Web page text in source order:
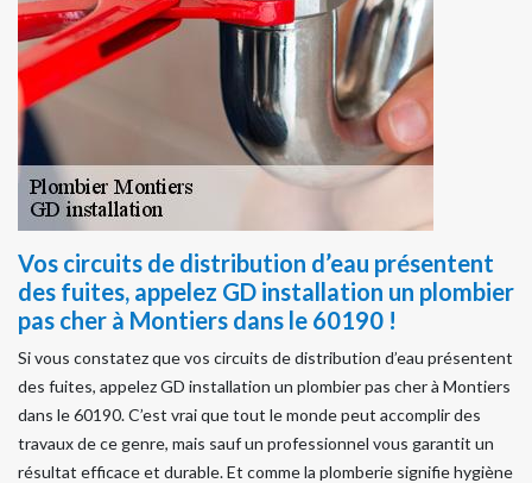
Vos circuits de distribution d’eau présentent
des fuites, appelez GD installation un plombier
pas cher à Montiers dans le 60190 !
Si vous constatez que vos circuits de distribution d’eau présentent
des fuites, appelez GD installation un plombier pas cher à Montiers
dans le 60190. C’est vrai que tout le monde peut accomplir des
travaux de ce genre, mais sauf un professionnel vous garantit un
résultat efficace et durable. Et comme la plomberie signifie hygiène